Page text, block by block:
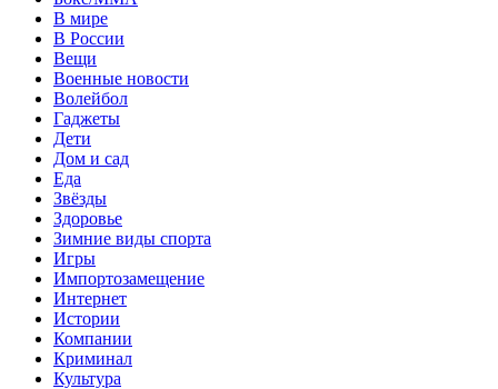
В мире
В России
Вещи
Военные новости
Волейбол
Гаджеты
Дети
Дом и сад
Еда
Звёзды
Здоровье
Зимние виды спорта
Игры
Импортозамещение
Интернет
Истории
Компании
Криминал
Культура